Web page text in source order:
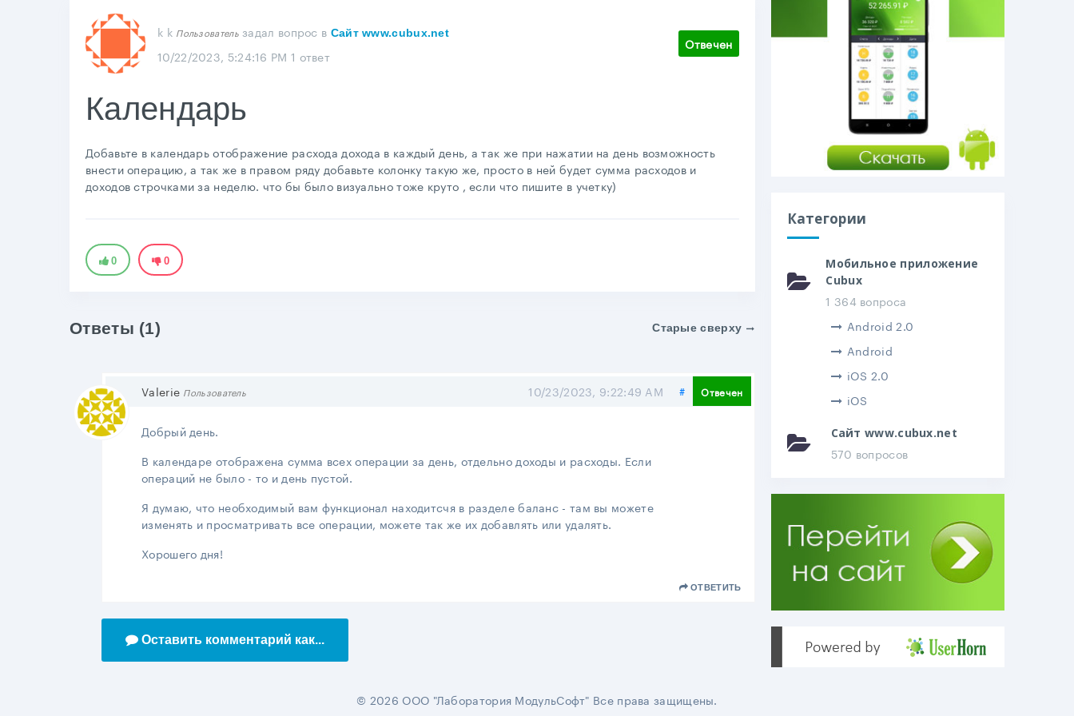
k k Пользователь задал вопрос в Сайт www.cubux.net
10/22/2023, 5:24:16 PM 1 ответ
Отвечен
Календарь
Добавьте в календарь отображение расхода дохода в каждый день, а так же при нажатии на день возможность
внести операцию, а так же в правом ряду добавьте колонку такую же, просто в ней будет сумма расходов и
доходов строчками за неделю. что бы было визуально тоже круто , если что пишите в учетку)
0 0
Ответы (1) Старые сверху
Valerie Пользователь Отвечен
#Поделиться
10/23/2023, 9:22:49 AM
Добрый день.
В календаре отображена сумма всех операции за день, отдельно доходы и расходы. Если
операций не было - то и день пустой.
Я думаю, что необходимый вам функционал находитсчя в разделе баланс - там вы можете
изменять и просматривать все операции, можете так же их добавлять или удалять.
Хорошего дня!
ОТВЕТИТЬ
Оставить комментарий как...
Категории
Мобильное приложение
Cubux
1 364 вопроса
Android 2.0
Android
iOS 2.0
iOS
Сайт www.cubux.net
570 вопросов
© 2026 ООО "Лаборатория МодульСофт" Все права защищены.